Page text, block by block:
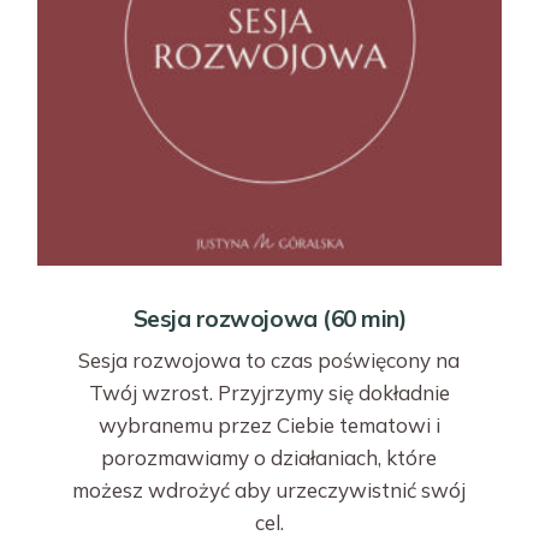
Sesja rozwojowa (60 min)
Sesja rozwojowa to czas poświęcony na
Twój wzrost. Przyjrzymy się dokładnie
wybranemu przez Ciebie tematowi i
porozmawiamy o działaniach, które
możesz wdrożyć aby urzeczywistnić swój
cel.